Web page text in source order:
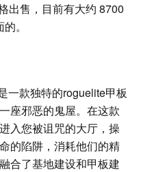
出售，目前有大约 8700
。
一款独特的roguelite甲板
座邪恶的鬼屋。在这款
入您被诅咒的大厅，操
的陷阱，消耗他们的精
合了基地建设和甲板建